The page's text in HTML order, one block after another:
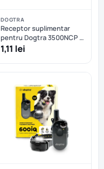
DOGTRA
Receptor suplimentar
pentru Dogtra 3500NCP -
Negru
1,11 lei